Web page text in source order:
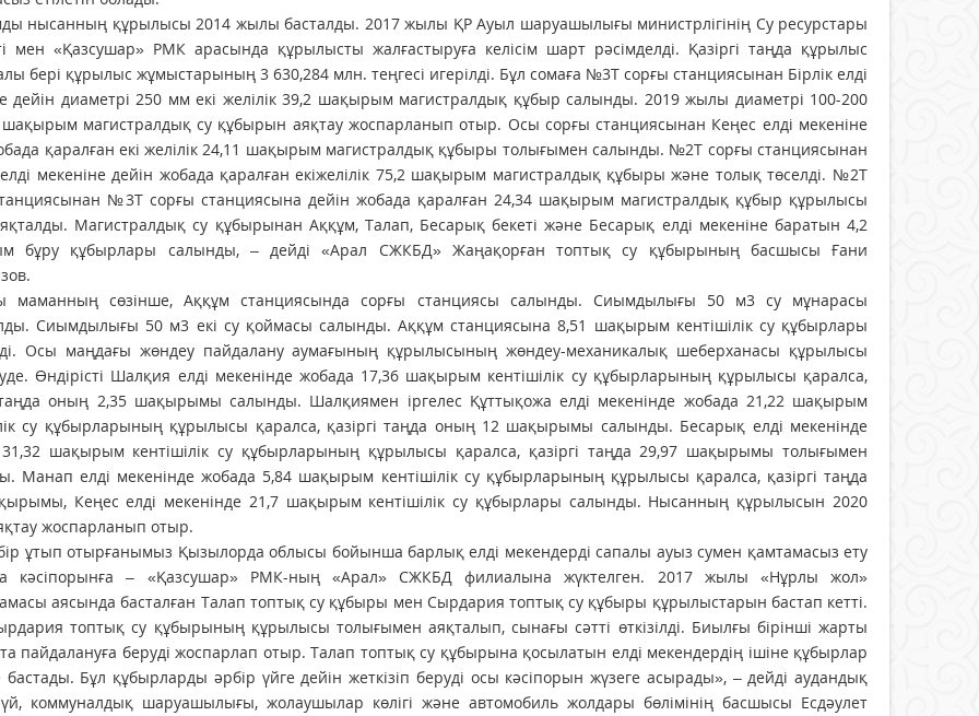
нысанның құрылысы 2014 жылы басталды. 2017 жылы ҚР Ауыл шаруашылығы министрлігінің Су ресурстары
мен «Қазсушар» РМК арасында құрылысты жалғастыруға келісім шарт рәсімделді. Қазіргі таңда құрылыс
бері құрылыс жұмыстарының 3 630,284 млн. теңгесі игерілді. Бұл сомаға №3Т сорғы станциясынан Бірлік елді
дейін диаметрі 250 мм екі желілік 39,2 шақырым магистралдық құбыр салынды. 2019 жылы диаметрі 100-200
магистралдық су құбырын аяқтау жоспарланып отыр. Осы сорғы станциясынан Кеңес елді мекеніне
қаралған екі желілік 24,11 шақырым магистралдық құбыры толығымен салынды. №2Т сорғы станциясынан
мекеніне дейін жобада қаралған екіжелілік 75,2 шақырым магистралдық құбыры және толық төселді. №2Т
№3Т сорғы станциясына дейін жобада қаралған 24,34 шақырым магистралдық құбыр құрылысы
Магистралдық су құбырынан Аққұм, Талап, Бесарық бекеті және Бесарық елді мекеніне баратын 4,2
бұру құбырлары салынды, – дейді «Арал СЖКБД» Жаңақорған топтық су құбырының басшысы Ғани
маманның сөзінше, Аққұм станциясында сорғы станциясы салынды. Сиымдылығы 50 м3 су мұнарасы
Сиымдылығы 50 м3 екі су қоймасы салынды. Аққұм станциясына 8,51 шақырым кентішілік су құбырлары
Осы маңдағы жөндеу пайдалану аумағының құрылысының жөндеу-механикалық шеберханасы құрылысы
Өндірісті Шалқия елді мекенінде жобада 17,36 шақырым кентішілік су құбырларының құрылысы қаралса,
таңда оның 2,35 шақырымы салынды. Шалқиямен іргелес Құттықожа елді мекенінде жобада 21,22 шақырым
су құбырларының құрылысы қаралса, қазіргі таңда оның 12 шақырымы салынды. Бесарық елді мекенінде
шақырым кентішілік су құбырларының құрылысы қаралса, қазіргі таңда 29,97 шақырымы толығымен
Манап елді мекенінде жобада 5,84 шақырым кентішілік су құбырларының құрылысы қаралса, қазіргі таңда
Кеңес елді мекенінде 21,7 шақырым кентішілік су құбырлары салынды. Нысанның құрылысын 2020
жоспарланып отыр.
бір ұтып отырғанымыз Қызылорда облысы бойынша барлық елді мекендерді сапалы ауыз сумен қамтамасыз ету
кәсіпорынға – «Қазсушар» РМК-ның «Арал» СЖКБД филиалына жүктелген. 2017 жылы «Нұрлы жол»
аясында басталған Талап топтық су құбыры мен Сырдария топтық су құбыры құрылыстарын бастап кетті.
топтық су құбырының құрылысы толығымен аяқталып, сынағы сәтті өткізілді. Биылғы бірінші жарты
пайдалануға беруді жоспарлап отыр. Талап топтық су құбырына қосылатын елді мекендердің ішіне құбырлар
бастады. Бұл құбырларды әрбір үйге дейін жеткізіп беруді осы кәсіпорын жүзеге асырады», – дейді аудандық
коммуналдық шаруашылығы, жолаушылар көлігі және автомобиль жолдары бөлімінің басшысы Есдәулет